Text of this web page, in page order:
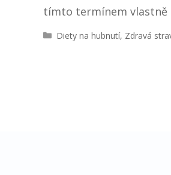
tímto termínem vlastně
R
Diety na hubnutí, Zdravá